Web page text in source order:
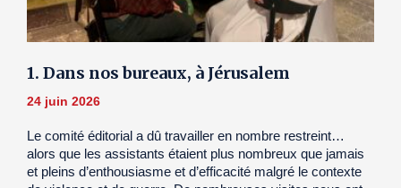
1. Dans nos bureaux, à Jérusalem
24 juin 2026
Le comité éditorial a dû travailler en nombre restreint…
alors que les assistants étaient plus nombreux que jamais
et pleins d’enthousiasme et d’efficacité malgré le contexte